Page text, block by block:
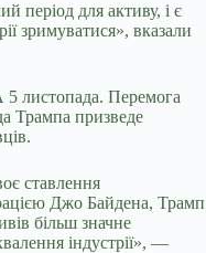
період для активу, і є
зримуватися», вказали
листопада. Перемога
Трампа призведе
ставлення
Джо Байдена, Трамп
більш значне
індустрії», —